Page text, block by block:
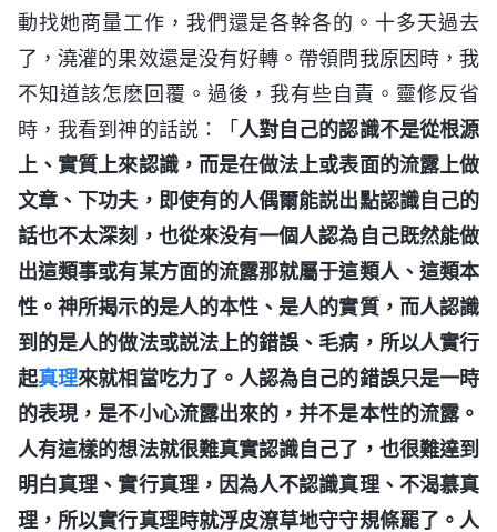
動找她商量工作，我們還是各幹各的。十多天過去
了，澆灌的果效還是没有好轉。帶領問我原因時，我
不知道該怎麽回覆。過後，我有些自責。靈修反省
時，我看到神的話説：「人對自己的認識不是從根源
上、實質上來認識，而是在做法上或表面的流露上做
文章、下功夫，即使有的人偶爾能説出點認識自己的
話也不太深刻，也從來没有一個人認為自己既然能做
出這類事或有某方面的流露那就屬于這類人、這類本
性。神所揭示的是人的本性、是人的實質，而人認識
到的是人的做法或説法上的錯誤、毛病，所以人實行
起真理來就相當吃力了。人認為自己的錯誤只是一時
的表現，是不小心流露出來的，并不是本性的流露。
人有這樣的想法就很難真實認識自己了，也很難達到
明白真理、實行真理，因為人不認識真理、不渴慕真
理，所以實行真理時就浮皮潦草地守守規條罷了。人